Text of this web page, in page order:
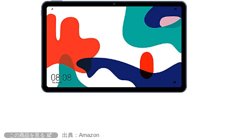
この商品を見る 出典：Amazon